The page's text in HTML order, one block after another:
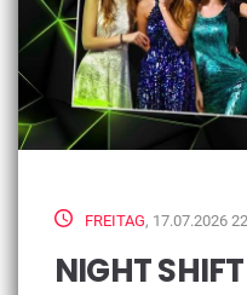
FREITAG, 17.07.2026
NIGHT